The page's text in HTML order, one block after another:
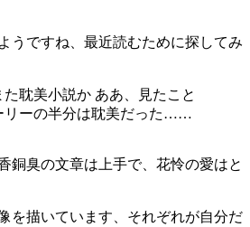
うですね、最近読むために探してみ
た耽美小説か ああ、見たこと
リーの半分は耽美だった……
銅臭の文章は上手で、花怜の愛はと
を描いています、それぞれが自分だ